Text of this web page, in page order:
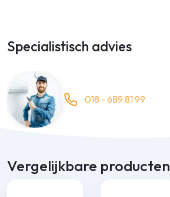
Specialistisch advies
018 - 689 81 99
Vergelijkbare producten